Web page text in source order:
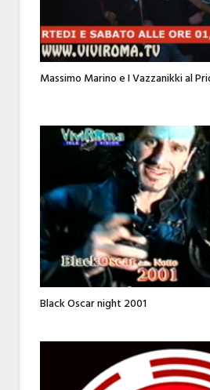
Massimo Marino e I Vazzanikki al
Black Oscar night 2001